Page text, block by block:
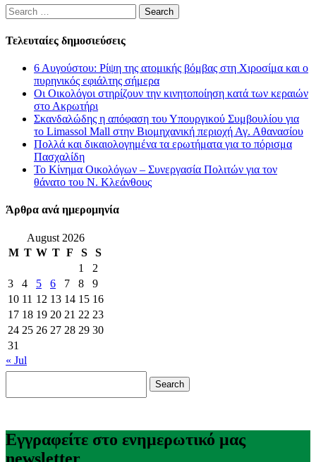
Search
for:
Τελευταίες δημοσιεύσεις
6 Αυγούστου: Ρίψη της ατομικής βόμβας στη Χιροσίμα και ο
πυρηνικός εφιάλτης σήμερα
Οι Οικολόγοι στηρίζουν την κινητοποίηση κατά των κεραιών
στο Ακρωτήρι
Σκανδαλώδης η απόφαση του Υπουργικού Συμβουλίου για
το Limassol Mall στην Βιομηχανική περιοχή Αγ. Αθανασίου
Πολλά και δικαιολογημένα τα ερωτήματα για το πόρισμα
Πασχαλίδη
Το Κίνημα Οικολόγων – Συνεργασία Πολιτών για τον
θάνατο του Ν. Κλεάνθους
Άρθρα ανά ημερομηνία
August 2026
M T W T F S
S
1
2
3
4 5 6 7 8
9
10 11 12 13 14 15 16
17 18 19 20 21 22 23
24 25 26 27 28 29 30
31
« Jul
Εγγραφείτε στο ενημερωτικό μας
newsletter